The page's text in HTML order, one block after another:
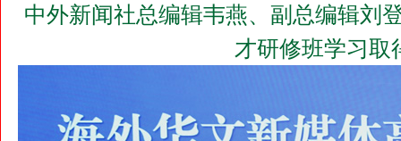
中外新闻社总编辑韦燕、副总编辑刘
才研修班学习取